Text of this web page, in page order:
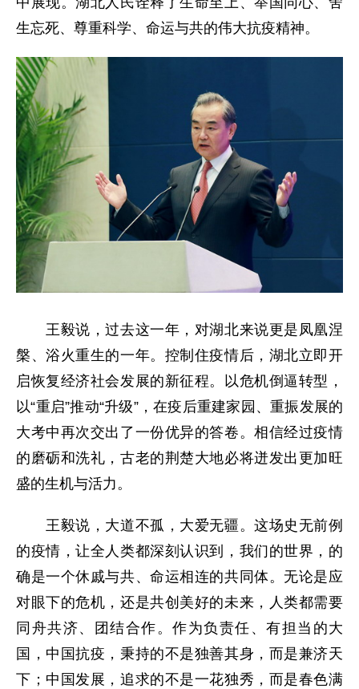
生忘死、尊重科学、命运与共的伟大抗疫精神。
王毅说，过去这一年，对湖北来说更是凤凰涅
槃、浴火重生的一年。控制住疫情后，湖北立即开
启恢复经济社会发展的新征程。以危机倒逼转型，
以“重启”推动“升级”，在疫后重建家园、重振发展的
大考中再次交出了一份优异的答卷。相信经过疫情
的磨砺和洗礼，古老的荆楚大地必将迸发出更加旺
盛的生机与活力。
王毅说，大道不孤，大爱无疆。这场史无前例
的疫情，让全人类都深刻认识到，我们的世界，的
确是一个休戚与共、命运相连的共同体。无论是应
对眼下的危机，还是共创美好的未来，人类都需要
同舟共济、团结合作。作为负责任、有担当的大
国，中国抗疫，秉持的不是独善其身，而是兼济天
下；中国发展，追求的不是一花独秀，而是春色满